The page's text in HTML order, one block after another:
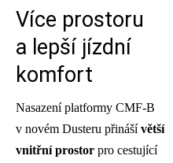
Více prostoru
a lepší jízdní
komfort
Nasazení platformy CMF-B
v novém Dusteru přinášívětší
vnitřní prostor pro cestující